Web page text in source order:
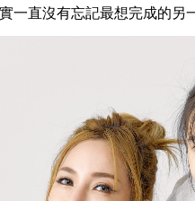
一直沒有忘記最想完成的另